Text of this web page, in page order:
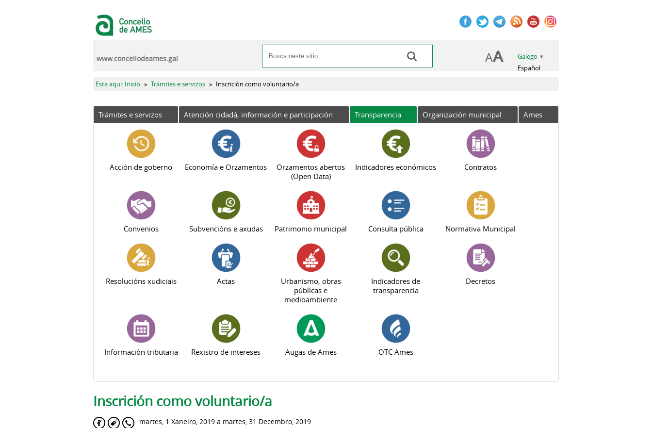
Formulario de busca
Buscar
Galego
Español
www.concellodeames.gal
Vostede está aquí
Esta aqui: Inicio » Trámties e servizos » Inscrición como voluntario/a
Trámites e servizos Atención cidadá, información e participación Transparencia Organización municipal Ames
Acción de goberno Economía e Orzamentos
Orzamentos abertos
(Open Data)
Indicadores económicos Contratos
Convenios Subvencións e axudas Patrimonio municipal Consulta pública Normativa Municipal
Resolucións xudiciais Actas
Urbanismo, obras
públicas e
medioambiente
Indicadores de
transparencia
Decretos
Información tributaria Rexistro de intereses Augas de Ames OTC Ames
Pestanas principais
Inscrición como voluntario/a
martes, 1 Xaneiro, 2019 a martes, 31 Decembro, 2019